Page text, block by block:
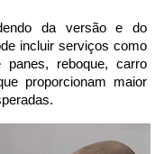
da versão e do
incluir serviços como
reboque, carro
proporcionam maior